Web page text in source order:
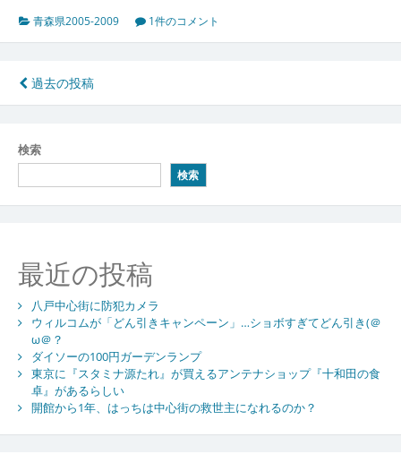
青森県2005-2009 1件のコメント
投
稿
ナ
ビ
ゲ
シ
ョ
ン
過去の投稿
検索
検索
最近の投稿
八戸中心街に防犯カメラ
ウィルコムが「どん引きキャンペーン」…ショボすぎてどん引き(＠
ω＠？
ダイソーの100円ガーデンランプ
東京に『スタミナ源たれ』が買えるアンテナショップ『十和田の食
卓』があるらしい
開館から1年、はっちは中心街の救世主になれるのか？